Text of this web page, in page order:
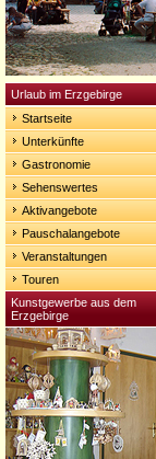
Urlaub im Erzgebirge
Startseite
Unterkünfte
Gastronomie
Sehenswertes
Aktivangebote
Pauschalangebote
Veranstaltungen
Touren
Kunstgewerbe aus dem
Erzgebirge